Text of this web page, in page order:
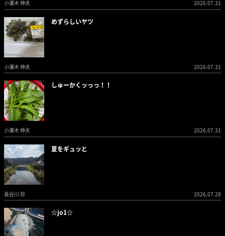
小瀬木 伸夫 2026.07.31
めずらしいヤツ
小瀬木 伸夫 2026.07.31
しゅーかくッっっ！！
小瀬木 伸夫 2026.07.31
夏をギュッと
長谷川 将 2026.07.28
☆jo1☆